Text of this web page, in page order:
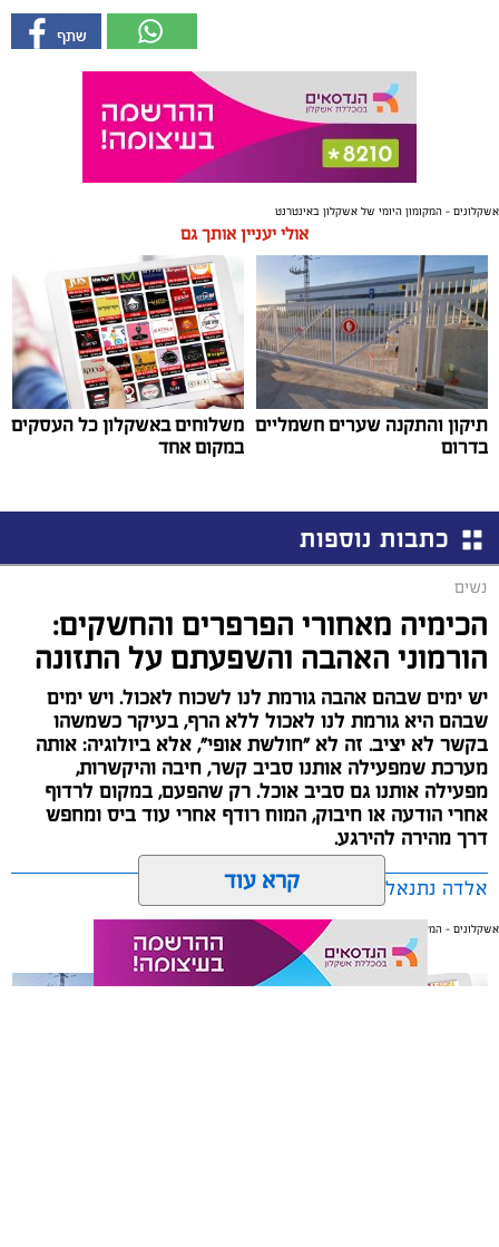
אשקלונים - המקומון היומי של אשקלון באינטרנט
אולי יעניין אותך גם
תיקון והתקנה שערים חשמליים
בדרום
משלוחים באשקלון כל העסקים
במקום אחד
כתבות נוספות
נשים
הכימיה מאחורי הפרפרים והחשקים:
הורמוני האהבה והשפעתם על התזונה
יש ימים שבהם אהבה גורמת לנו לשכוח לאכול. ויש ימים
שבהם היא גורמת לנו לאכול ללא הרף, בעיקר כשמשהו
בקשר לא יציב. זה לא "חולשת אופי", אלא ביולוגיה: אותה
מערכת שמפעילה אותנו סביב קשר, חיבה והיקשרות,
מפעילה אותנו גם סביב אוכל. רק שהפעם, במקום לרדוף
אחרי הודעה או חיבוק, המוח רודף אחרי עוד ביס ומחפש
דרך מהירה להירגע.
אלדה נתנאל / 09:38 23.07.26 קרא עוד
אשקלונים - המקומון היומי של אשקלון באינטרנט
אולי יעניין אותך גם